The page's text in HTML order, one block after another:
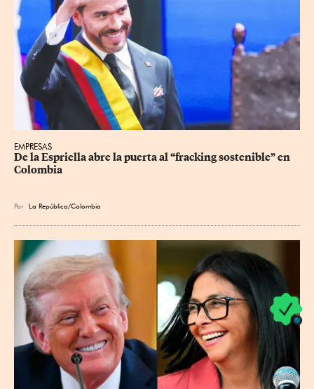
EMPRESAS
De la Espriella abre la puerta al “fracking sostenible” en
Colombia
Por La República/Colombia